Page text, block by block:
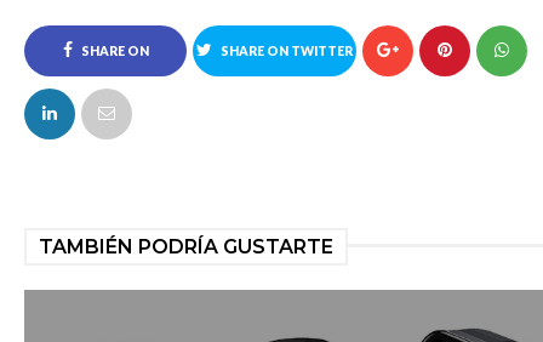
SHARE ON
FACEBOOK
SHARE ON TWITTER
TAMBIÉN PODRÍA GUSTARTE